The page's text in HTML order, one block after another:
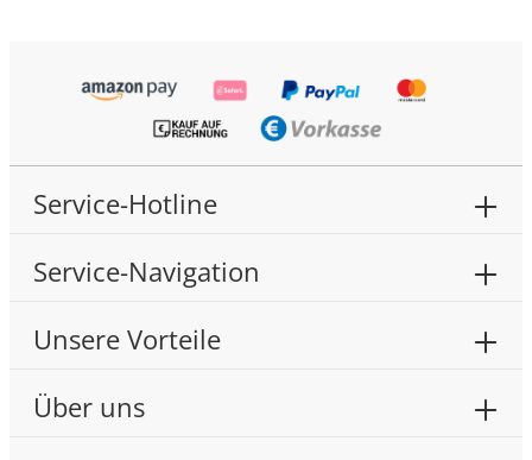
Service-Hotline
Service-Navigation
Unsere Vorteile
Über uns